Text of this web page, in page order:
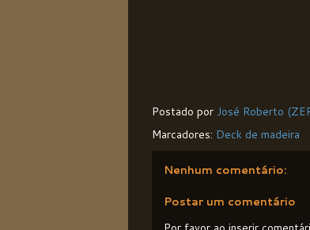
Postado por José Roberto
Marcadores: Deck de madeira
Nenhum comentário:
Postar um comentário